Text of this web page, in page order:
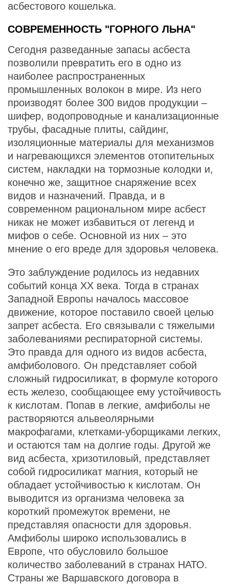
асбестового кошелька.
СОВРЕМЕННОСТЬ "ГОРНОГО ЛЬНА"
Сегодня разведанные запасы асбеста
позволили превратить его в одно из
наиболее распространенных
промышленных волокон в мире. Из него
производят более 300 видов продукции –
шифер, водопроводные и канализационные
трубы, фасадные плиты, сайдинг,
изоляционные материалы для механизмов
и нагревающихся элементов отопительных
систем, накладки на тормозные колодки и,
конечно же, защитное снаряжение всех
видов и назначений. Правда, и в
современном рациональном мире асбест
никак не может избавиться от легенд и
мифов о себе. Основной из них – это
мнение о его вреде для здоровья человека.
Это заблуждение родилось из недавних
событий конца XX века. Тогда в странах
Западной Европы началось массовое
движение, которое поставило своей целью
запрет асбеста. Его связывали с тяжелыми
заболеваниями респираторной системы.
Это правда для одного из видов асбеста,
амфиболового. Он представляет собой
сложный гидросиликат, в формуле которого
есть железо, сообщающее ему устойчивость
к кислотам. Попав в легкие, амфиболы не
растворяются альвеолярными
макрофагами, клетками-уборщиками легких,
и остаются там на долгие годы. Другой же
вид асбеста, хризотиловый, представляет
собой гидросиликат магния, который не
обладает устойчивостью к кислотам. Он
выводится из организма человека за
короткий промежуток времени, не
представляя опасности для здоровья.
Амфиболы широко использовались в
Европе, что обусловило большое
количество заболеваний в странах НАТО.
Страны же Варшавского договора в